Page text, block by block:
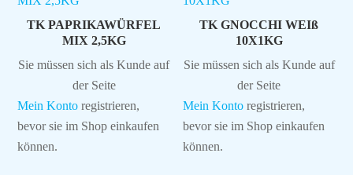
TK PAPRIKAWÜRFEL
MIX 2,5KG
Sie müssen sich als Kunde auf
der Seite
Mein Konto registrieren,
bevor sie im Shop einkaufen
können.
TK GNOCCHI WEIß
10X1KG
Sie müssen sich als Kunde auf
der Seite
Mein Konto registrieren,
bevor sie im Shop einkaufen
können.